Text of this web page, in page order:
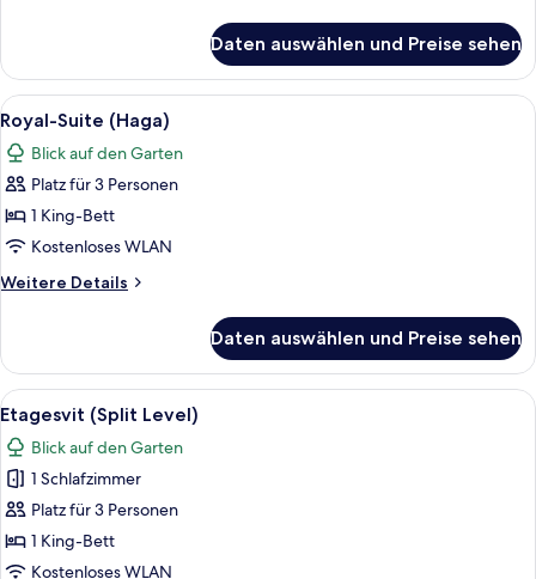
Daten auswählen und Preise sehen
Alle
Fotos
für
Royal-
Suite
(Haga)
anzeigen
Ein ordentlich bezogenes Bett mit
5
Royal-Suite (Haga)
Blick auf den Garten
Platz für 3 Personen
1 King-Bett
Kostenloses WLAN
Weitere Details
Weitere
Suite
(Haga)
Daten auswählen und Preise sehen
Alle
Fotos
für
Etagesvit
(Split
Level)
anzeigen
Ein Wohnzimmer mit Kamin, zwei
5
Etagesvit (Split Level)
Blick auf den Garten
1 Schlafzimmer
Platz für 3 Personen
1 King-Bett
Kostenloses WLAN